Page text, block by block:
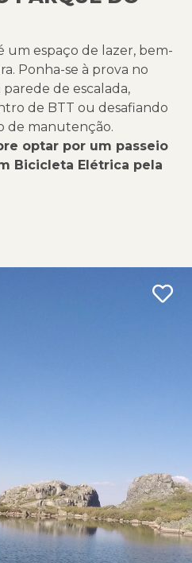
um espaço de lazer, bem-
Ponha-se à prova no
de escalada,
de BTT ou desafiando
de manutenção.
optar por um passeio
Bicicleta Elétrica pela